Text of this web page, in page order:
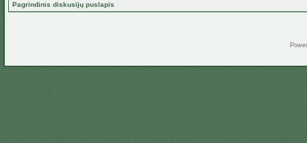
Pagrindinis diskusijų puslapis